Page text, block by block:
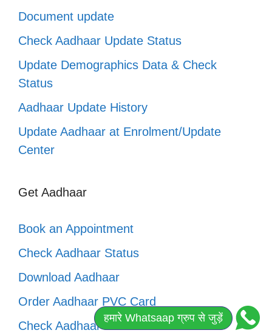
Document update
Check Aadhaar Update Status
Update Demographics Data & Check
Status
Aadhaar Update History
Update Aadhaar at Enrolment/Update
Center
Get Aadhaar
Book an Appointment
Check Aadhaar Status
Download Aadhaar
Order Aadhaar PVC Card
Check Aadhaar PVC Card Status
हमारे Whatsaap ग्रुप से जुड़ें